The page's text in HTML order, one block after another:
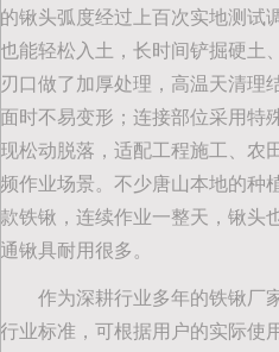
的锹头弧度经过上百次实地测试
也能轻松入土，长时间铲掘硬土
刃口做了加厚处理，高温天清理
面时不易变形；连接部位采用特
现松动脱落，适配工程施工、农
频作业场景。不少唐山本地的种
款铁锹，连续作业一整天，锹头
通锹具耐用很多。
作为深耕行业多年的铁锹厂
行业标准，可根据用户的实际使